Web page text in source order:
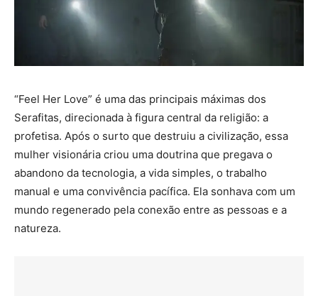
“Feel Her Love” é uma das principais máximas dos
Serafitas, direcionada à figura central da religião: a
profetisa. Após o surto que destruiu a civilização, essa
mulher visionária criou uma doutrina que pregava o
abandono da tecnologia, a vida simples, o trabalho
manual e uma convivência pacífica. Ela sonhava com um
mundo regenerado pela conexão entre as pessoas e a
natureza.